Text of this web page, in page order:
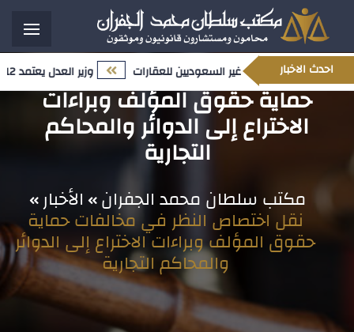
احدث الاخبار وزير العدل يعتمد 12 تعيينًا قياديًا ضمن مسار تمكين الكفاءات الوطنية وتعزيز النضج المؤسسي المتعلق بملكية غير السعوديين للعقارات
نقل اختصاص النظر في مخالفات
حماية حقوق المؤلف وبراءات
الاختراع إلى الدوائر والمحاكم
التجارية
مكتب سلطان محمد الجفران الأخبار
نقل اختصاص النظر في مخالفات حماية
حقوق المؤلف وبراءات الاختراع إلى الدوائر
والمحاكم التجارية